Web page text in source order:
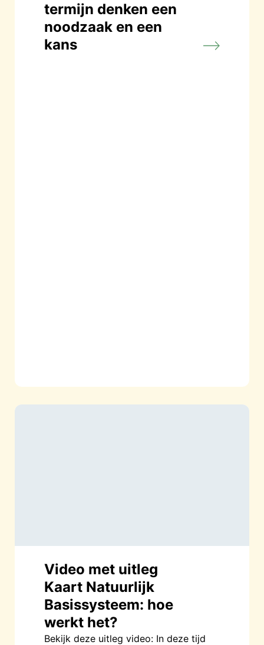
termijn denken een
noodzaak en een
kans
Video met uitleg
Kaart Natuurlijk
Basissysteem: hoe
werkt het?
Bekijk deze uitleg video: In deze tijd